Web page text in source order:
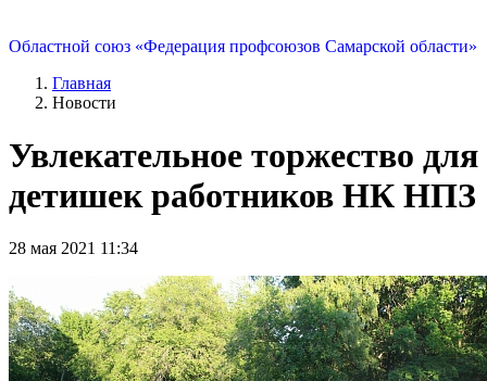
Областной союз «Федерация профсоюзов Самарской области»
Главная
Новости
Увлекательное торжество для
детишек работников НК НПЗ
28 мая 2021 11:34